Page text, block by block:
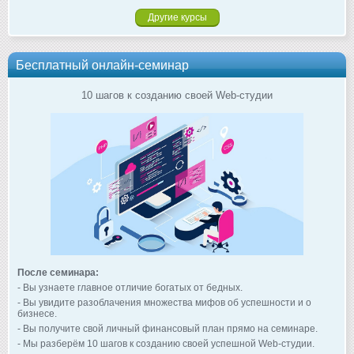
Другие курсы
Бесплатный онлайн-семинар
10 шагов к созданию своей Web-студии
После семинара:
- Вы узнаете главное отличие богатых от бедных.
- Вы увидите разоблачения множества мифов об успешности и о
бизнесе.
- Вы получите свой личный финансовый план прямо на семинаре.
- Мы разберём 10 шагов к созданию своей успешной Web-студии.